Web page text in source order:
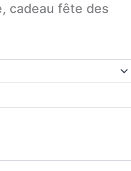
cadeau fête des